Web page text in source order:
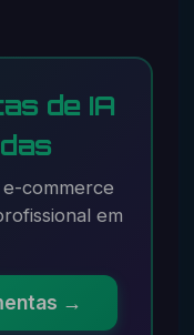
de IA
e-commerce
em
→